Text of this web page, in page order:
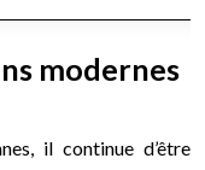
modernes
il continue d’être